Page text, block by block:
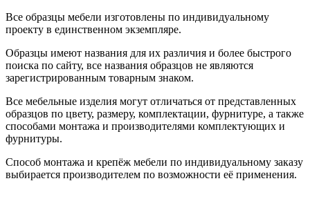
Все образцы мебели изготовлены по индивидуальному
проекту в единственном экземпляре.
Образцы имеют названия для их различия и более быстрого
поиска по сайту, все названия образцов не являются
зарегистрированным товарным знаком.
Все мебельные изделия могут отличаться от представленных
образцов по цвету, размеру, комплектации, фурнитуре, а также
способами монтажа и производителями комплектующих и
фурнитуры.
Способ монтажа и крепёж мебели по индивидуальному заказу
выбирается производителем по возможности её применения.